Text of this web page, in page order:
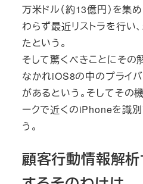
万米ドル（約13億円）を集
わらず最近リストラを行い
たという。
そして驚くべきことにその
なかれiOS8の中のプライ
があるという。そしてその
ークで近くのiPhoneを識
う。
顧客行動情報解